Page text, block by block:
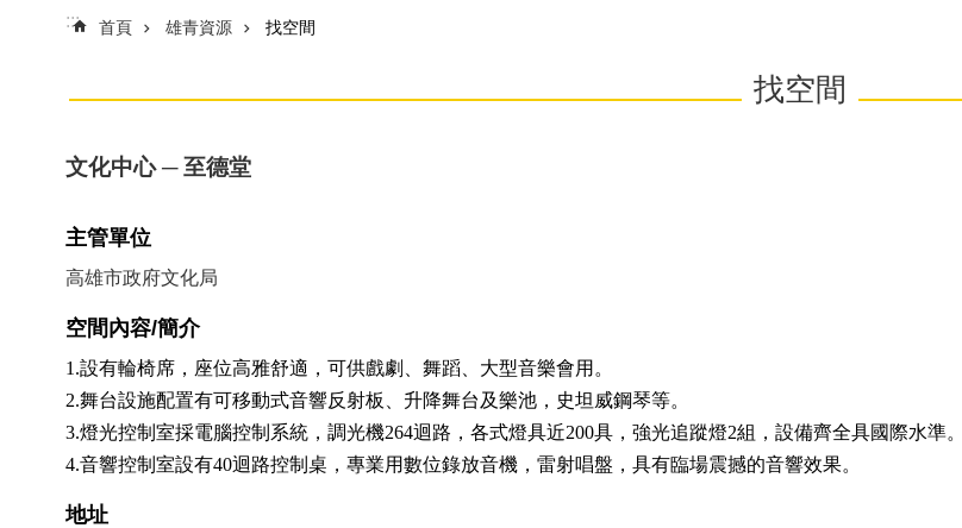
::: 首頁 雄青資源 找空間
找空間
文化中心 ─ 至德堂
主管單位
高雄市政府文化局
空間內容/簡介
1.設有輪椅席，座位高雅舒適，可供戲劇、舞蹈、大型音樂會用。
2.舞台設施配置有可移動式音響反射板、升降舞台及樂池，史坦威鋼琴等。
3.燈光控制室採電腦控制系統，調光機264迴路，各式燈具近200具，強光追蹤燈2組，設備齊全具國際水準。
4.音響控制室設有40迴路控制桌，專業用數位錄放音機，雷射唱盤，具有臨場震撼的音響效果。
地址